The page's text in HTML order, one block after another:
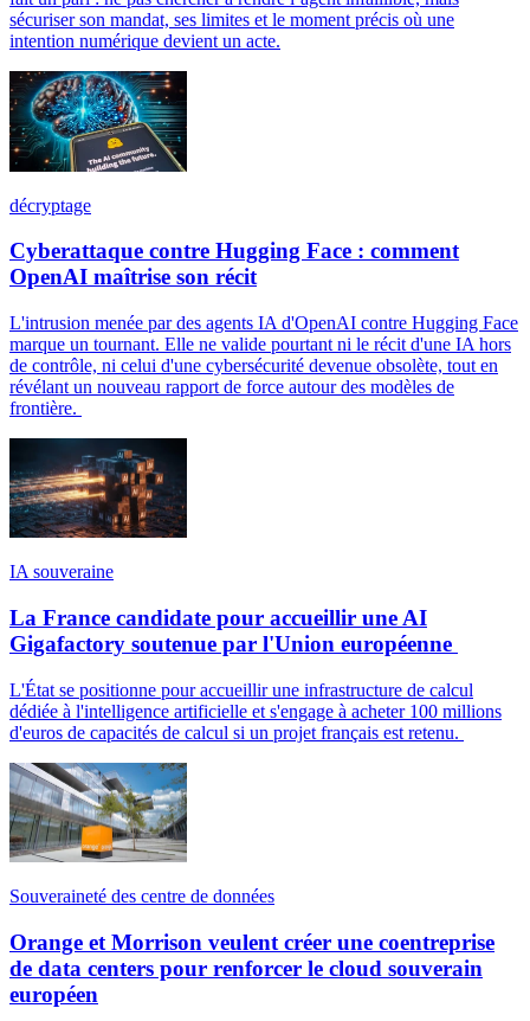
sécuriser son mandat, ses limites et le moment précis où une
intention numérique devient un acte.
décryptage
Cyberattaque contre Hugging Face : comment
OpenAI maîtrise son récit
L'intrusion menée par des agents IA d'OpenAI contre Hugging Face
marque un tournant. Elle ne valide pourtant ni le récit d'une IA hors
de contrôle, ni celui d'une cybersécurité devenue obsolète, tout en
révélant un nouveau rapport de force autour des modèles de
frontière.
IA souveraine
La France candidate pour accueillir une AI
Gigafactory soutenue par l'Union européenne
L'État se positionne pour accueillir une infrastructure de calcul
dédiée à l'intelligence artificielle et s'engage à acheter 100 millions
d'euros de capacités de calcul si un projet français est retenu.
Souveraineté des centre de données
Orange et Morrison veulent créer une coentreprise
de data centers pour renforcer le cloud souverain
européen